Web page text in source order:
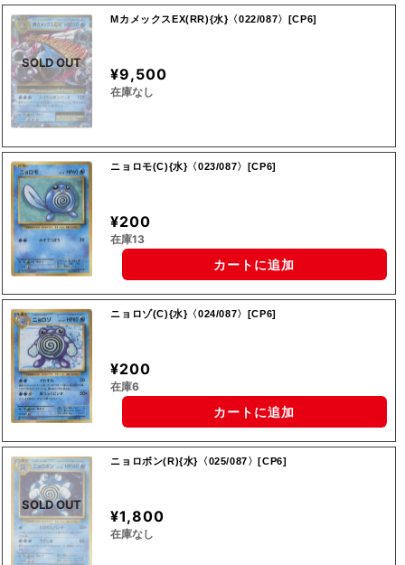
SOLD OUT
MカメックスEX(RR){水}〈022/087〉[CP6]
¥9,500
在庫なし
ニョロモ(C){水}〈023/087〉[CP6]
¥200
在庫13
カートに追加
ニョロゾ(C){水}〈024/087〉[CP6]
¥200
在庫6
カートに追加
SOLD OUT
ニョロボン(R){水}〈025/087〉[CP6]
¥1,800
在庫なし